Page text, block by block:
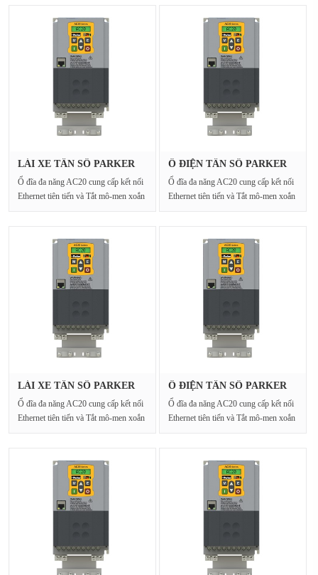
LÁI XE TẦN SỐ PARKER
20G-44-03···
Ổ đĩa đa năng AC20 cung cấp kết nối
Ethernet tiên tiến và Tắt mô-men xoắn
Ổ ĐIỆN TẦN SỐ PARKER
20G-35-03···
Ổ đĩa đa năng AC20 cung cấp kết nối
Ethernet tiên tiến và Tắt mô-men xoắn
LÁI XE TẦN SỐ PARKER
20G-410-3···
Ổ đĩa đa năng AC20 cung cấp kết nối
Ethernet tiên tiến và Tắt mô-men xoắn
Ổ ĐIỆN TẦN SỐ PARKER
20G-32-01···
Ổ đĩa đa năng AC20 cung cấp kết nối
Ethernet tiên tiến và Tắt mô-men xoắn